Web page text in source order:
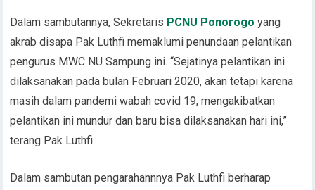
Dalam sambutannya, Sekretaris PCNU Ponorogo yang
akrab disapa Pak Luthfi memaklumi penundaan pelantikan
pengurus MWC NU Sampung ini. “Sejatinya pelantikan ini
dilaksanakan pada bulan Februari 2020, akan tetapi karena
masih dalam pandemi wabah covid 19, mengakibatkan
pelantikan ini mundur dan baru bisa dilaksanakan hari ini,”
terang Pak Luthfi.
Dalam sambutan pengarahannnya Pak Luthfi berharap